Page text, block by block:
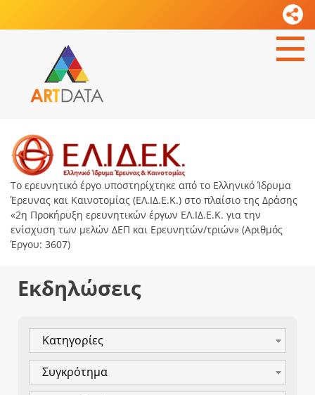
Το ερευνητικό έργο υποστηρίχτηκε από το Ελληνικό Ίδρυμα
Έρευνας και Καινοτομίας (ΕΛ.ΙΔ.Ε.Κ.) στο πλαίσιο της Δράσης
«2η Προκήρυξη ερευνητικών έργων ΕΛ.ΙΔ.Ε.Κ. για την
ενίσχυση των μελών ΔΕΠ και Ερευνητών/τριών» (Αριθμός
Έργου: 3607)
Εκδηλώσεις
Κατηγορίες
Συγκρότημα